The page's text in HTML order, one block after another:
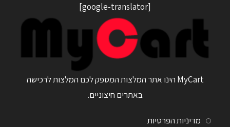
[google-translator]
MyCart הינו אתר המלצות המספק לכם המלצות לרכישה
באתרים חיצוניים.
מדיניות הפרטיות